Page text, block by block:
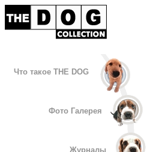
Что такое THE DOG
Фото Галерея
Журналы